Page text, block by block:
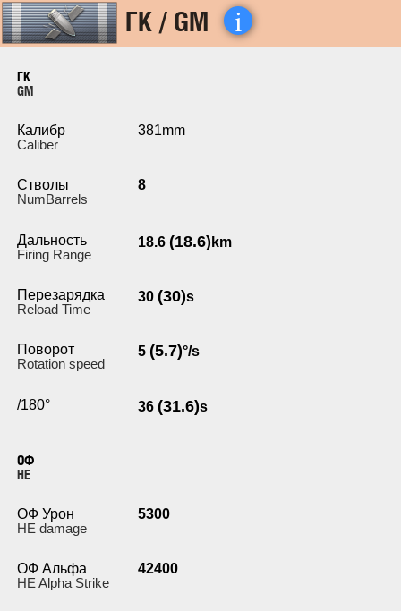
ГК / GM i
ГК
GM
Калибр
Caliber
381mm
Стволы
NumBarrels
8
Дальность
Firing Range
18.6 (18.6) km
Перезарядка
Reload Time
30 (30)s
Поворот
Rotation speed
5 (5.7)°/s
/180° 36 (31.6)s
ОФ
HE
ОФ Урон
HE damage
5300
ОФ Альфа
HE Alpha Strike
42400